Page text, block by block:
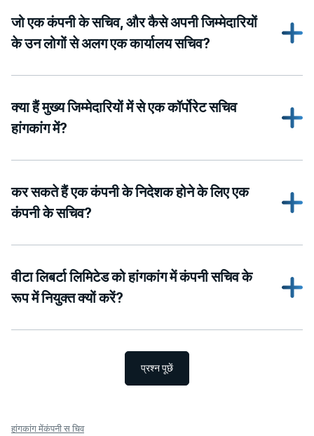
जो एक कंपनी के सचिव, और कैसे अपनी जिम्मेदारियों
के उन लोगों से अलग एक कार्यालय सचिव?
क्या हैं मुख्य जिम्मेदारियों में से एक कॉर्पोरेट सचिव
हांगकांग में?
कर सकते हैं एक कंपनी के निदेशक होने के लिए एक
कंपनी के सचिव?
वीटा लिबर्टा लिमिटेड को हांगकांग में कंपनी सचिव के
रूप में नियुक्त क्यों करें?
प्रश्न पूछें
हांगकांग मेंकंपनी स चिव